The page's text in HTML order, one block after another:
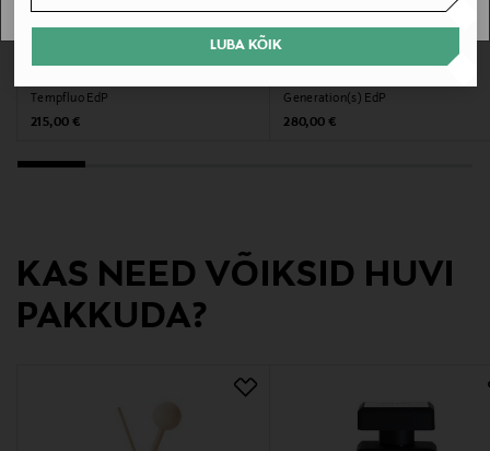
LUBA KÕIK
100 ML
Tootjamaa
OMAAN
Valmistaja tootenumber
TMC NORDIC AB
Hammarbybacken 27, 120 30 Stockholm, Sweden
Tempfluo EdP
Original Price
215,00 €
Generation(s) EdP
Original Price
280,00 €
KAS NEED VÕIKSID HUVI
PAKKUDA?